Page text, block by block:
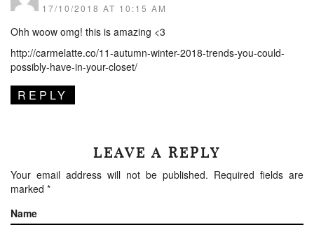
17/10/2018 AT 10:15 AM
Ohh woow omg! this is amazing <3
http://carmelatte.co/11-autumn-winter-2018-trends-you-could-
possibly-have-in-your-closet/
REPLY
LEAVE A REPLY
Your email address will not be published. Required fields are
marked *
Name